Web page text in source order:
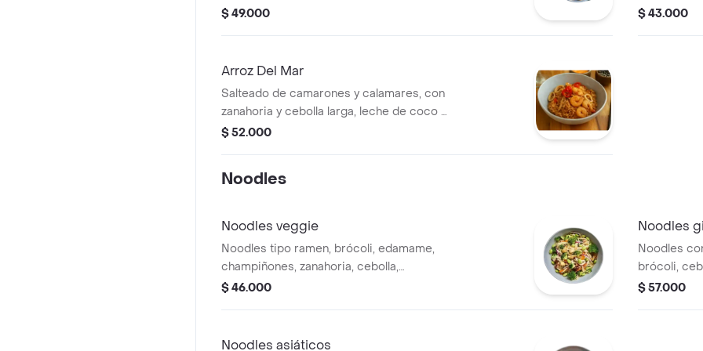
terminado con cilantro y un toque de
$ 49.000
cebolla
$ 43.000
Arroz Del Mar
Salteado de camarones y calamares, con
zanahoria y cebolla larga, leche de coco y
salsa de soya, terminado concrocantes
$ 52.000
Noodles
Noodles veggie
Noodles tipo ramen, brócoli, edamame,
champiñones, zanahoria, cebolla,
pimenton, reducción tamarindo y maní.
$ 46.000
Noodles
Noodles
brócoli,
y cebollín
$ 57.000
Noodles asiáticos